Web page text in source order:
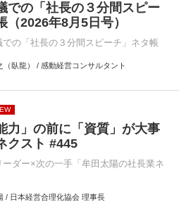
での「社長の３分間スピー
（2026年8月5日号）
での「社長の３分間スピーチ」ネタ帳
（臥龍） / 感動経営コンサルタント
力」の前に「資質」が大事
クスト #445
ーダー×次の一手「牟田太陽の社長業ネ
/ 日本経営合理化協会 理事長